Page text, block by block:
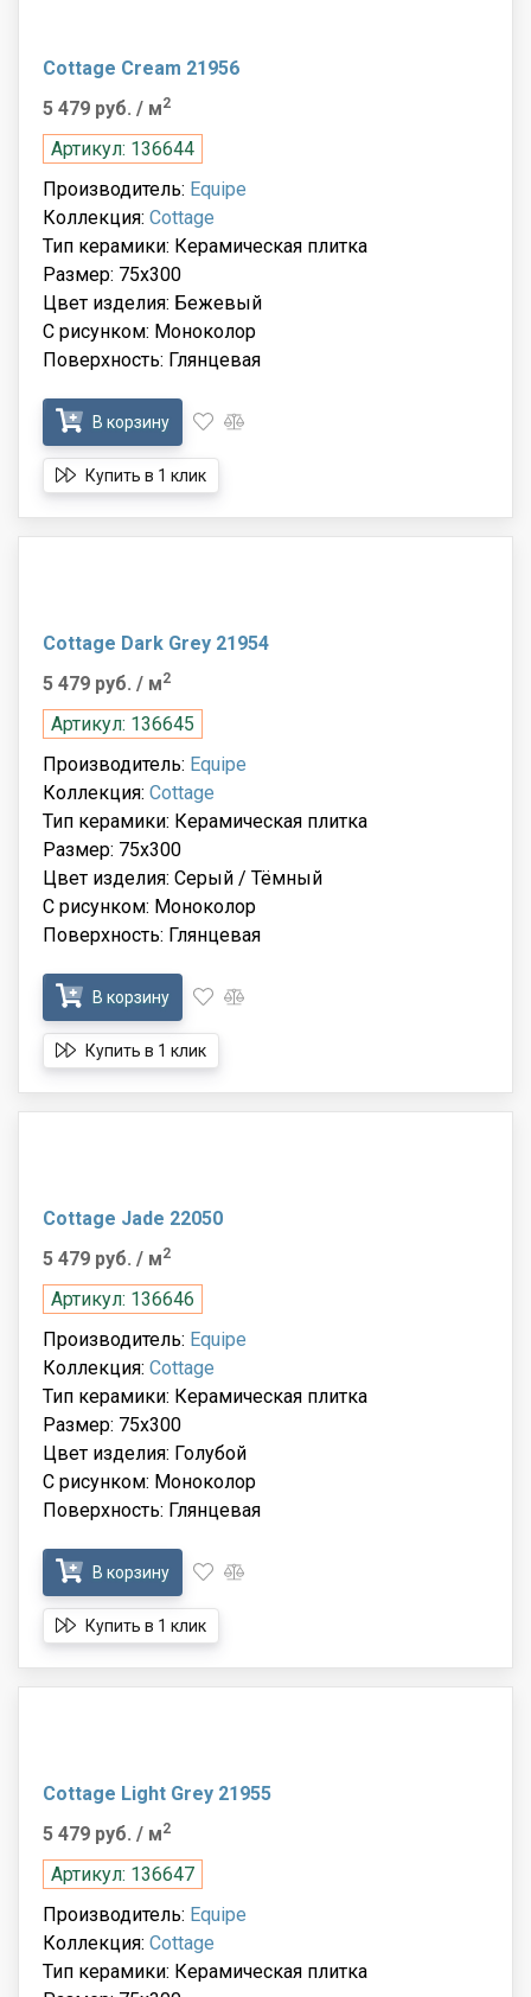
Cottage Cream 21956
5 479 руб. / м2
Артикул: 136644
Производитель: Equipe
Коллекция: Cottage
Тип керамики: Керамическая плитка
Размер: 75x300
Цвет изделия: Бежевый
С рисунком: Моноколор
Поверхность: Глянцевая
В корзину
Купить в 1 клик
Cottage Dark Grey 21954
5 479 руб. / м2
Артикул: 136645
Производитель: Equipe
Коллекция: Cottage
Тип керамики: Керамическая плитка
Размер: 75x300
Цвет изделия: Серый / Тёмный
С рисунком: Моноколор
Поверхность: Глянцевая
В корзину
Купить в 1 клик
Cottage Jade 22050
5 479 руб. / м2
Артикул: 136646
Производитель: Equipe
Коллекция: Cottage
Тип керамики: Керамическая плитка
Размер: 75x300
Цвет изделия: Голубой
С рисунком: Моноколор
Поверхность: Глянцевая
В корзину
Купить в 1 клик
Cottage Light Grey 21955
5 479 руб. / м2
Артикул: 136647
Производитель: Equipe
Коллекция: Cottage
Тип керамики: Керамическая плитка